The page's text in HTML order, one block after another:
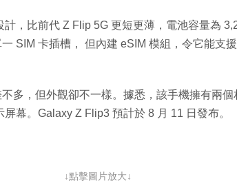
，比前代 Z Flip 5G 更短更薄，電池容量為
SIM 卡插槽， 但內建 eSIM 模組，令它能支
多，但外觀卻不一樣。據悉，該手機擁有兩
幕。Galaxy Z Flip3 預計於 8 月 11 日發布。
↓點擊圖片放大↓